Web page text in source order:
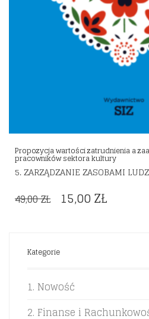
Propozycja wartości zatrudnienia a
pracowników sektora kultury
5. ZARZĄDZANIE ZASOBAMI
49,00ZŁ ORIGINAL
49,00 ZŁ.
15,00ZŁ
Kategorie
1. Nowość
2. Finanse i